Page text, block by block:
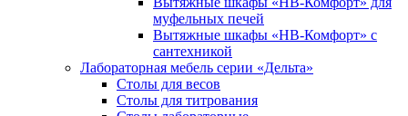
муфельных печей
Вытяжные шкафы «НВ-Комфорт» с
сантехникой
Лабораторная мебель серии «Дельта»
Столы для весов
Столы для титрования